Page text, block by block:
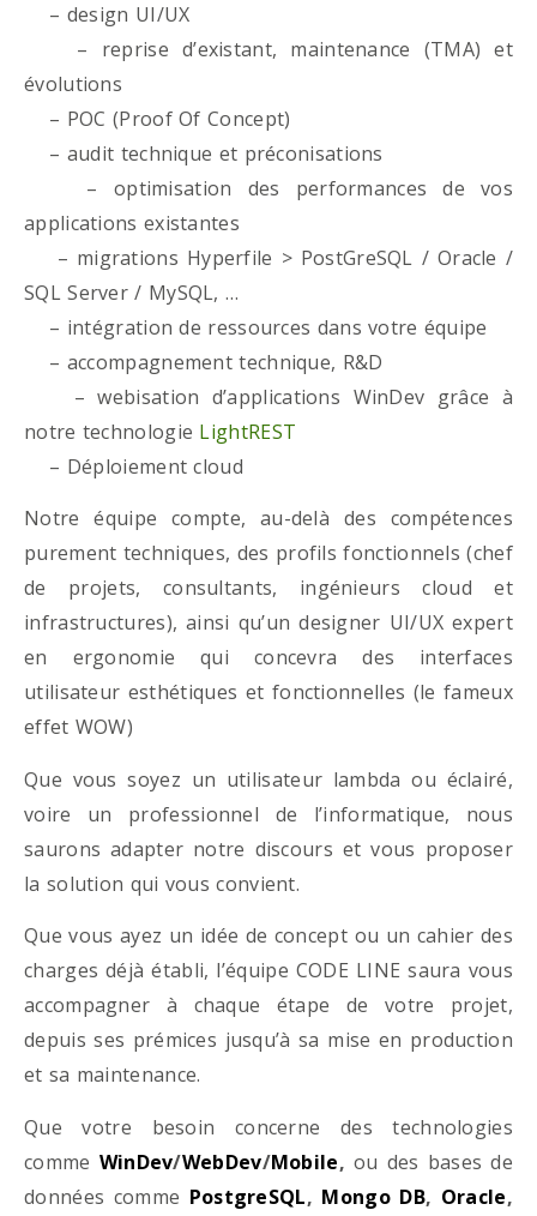
– design UI/UX
– reprise d’existant, maintenance (TMA) et
évolutions
– POC (Proof Of Concept)
– audit technique et préconisations
– optimisation des performances de vos
applications existantes
– migrations Hyperfile > PostGreSQL / Oracle /
SQL Server / MySQL, …
– intégration de ressources dans votre équipe
– accompagnement technique, R&D
– webisation d’applications WinDev grâce à
notre technologie LightREST
– Déploiement cloud
Notre équipe compte, au-delà des compétences
purement techniques, des profils fonctionnels (chef
de projets, consultants, ingénieurs cloud et
infrastructures), ainsi qu’un designer UI/UX expert
en ergonomie qui concevra des interfaces
utilisateur esthétiques et fonctionnelles (le fameux
effet WOW)
Que vous soyez un utilisateur lambda ou éclairé,
voire un professionnel de l’informatique, nous
saurons adapter notre discours et vous proposer
la solution qui vous convient.
Que vous ayez un idée de concept ou un cahier des
charges déjà établi, l’équipe CODE LINE saura vous
accompagner à chaque étape de votre projet,
depuis ses prémices jusqu’à sa mise en production
et sa maintenance.
Que votre besoin concerne des technologies
comme WinDev/WebDev/Mobile, ou des bases de
données comme PostgreSQL, Mongo DB, Oracle,